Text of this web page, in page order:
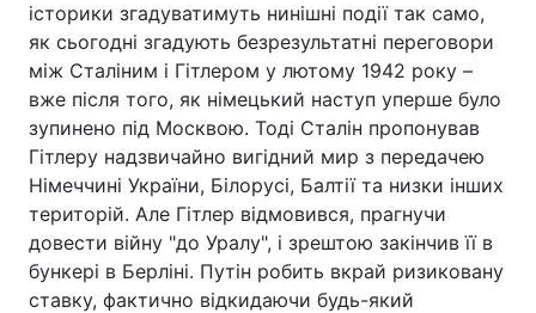
історики згадуватимуть нинішні події так само,
як сьогодні згадують безрезультатні переговори
між Сталіним і Гітлером у лютому 1942 року –
вже після того, як німецький наступ уперше було
зупинено під Москвою. Тоді Сталін пропонував
Гітлеру надзвичайно вигідний мир з передачею
Німеччині України, Білорусі, Балтії та низки інших
територій. Але Гітлер відмовився, прагнучи
довести війну "до Уралу", і зрештою закінчив її в
бункері в Берліні. Путін робить вкрай ризиковану
ставку, фактично відкидаючи будь-який